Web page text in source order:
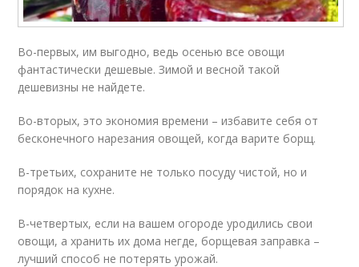
Во-первых, им выгодно, ведь осенью все овощи
фантастически дешевые. Зимой и весной такой
дешевизны не найдете.
Во-вторых, это экономия времени – избавите себя от
бесконечного нарезания овощей, когда варите борщ.
В-третьих, сохраните не только посуду чистой, но и
порядок на кухне.
В-четвертых, если на вашем огороде уродились свои
овощи, а хранить их дома негде, борщевая заправка –
лучший способ не потерять урожай.